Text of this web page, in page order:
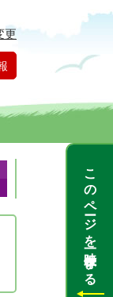
更
このページを一時保存する